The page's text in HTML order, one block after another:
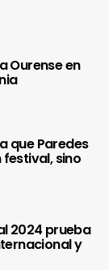
Ourense en
que Paredes
festival, sino
2024 prueba
y